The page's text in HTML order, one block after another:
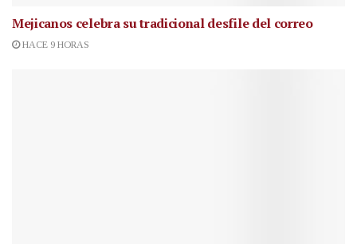
Mejicanos celebra su tradicional desfile del correo
HACE 9 HORAS